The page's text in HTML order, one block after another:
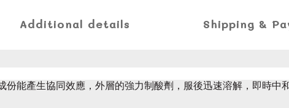
Additional details Shipping &
能產生協同效應，外層的強力制酸劑，服後迅速溶解，即時中